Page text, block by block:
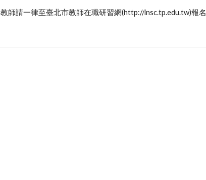
教師請一律至臺北市教師在職研習網(http://insc.tp.edu.tw)報名